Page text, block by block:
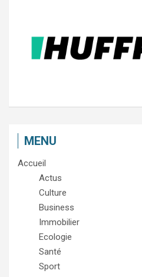
MENU
Accueil
Actus
Culture
Business
Immobilier
Ecologie
Santé
Sport